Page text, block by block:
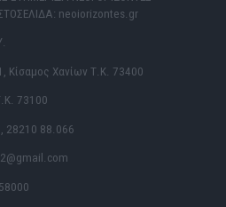
neoiorizontes.gr
Χανίων Τ.Κ. 73400
73100
28210 88.066